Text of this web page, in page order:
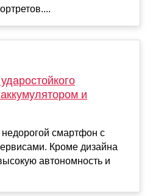
и
смартфон с
Кроме дизайна
автономность и